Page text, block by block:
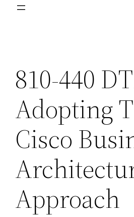
810-440
Adopting
Cisco
Approach